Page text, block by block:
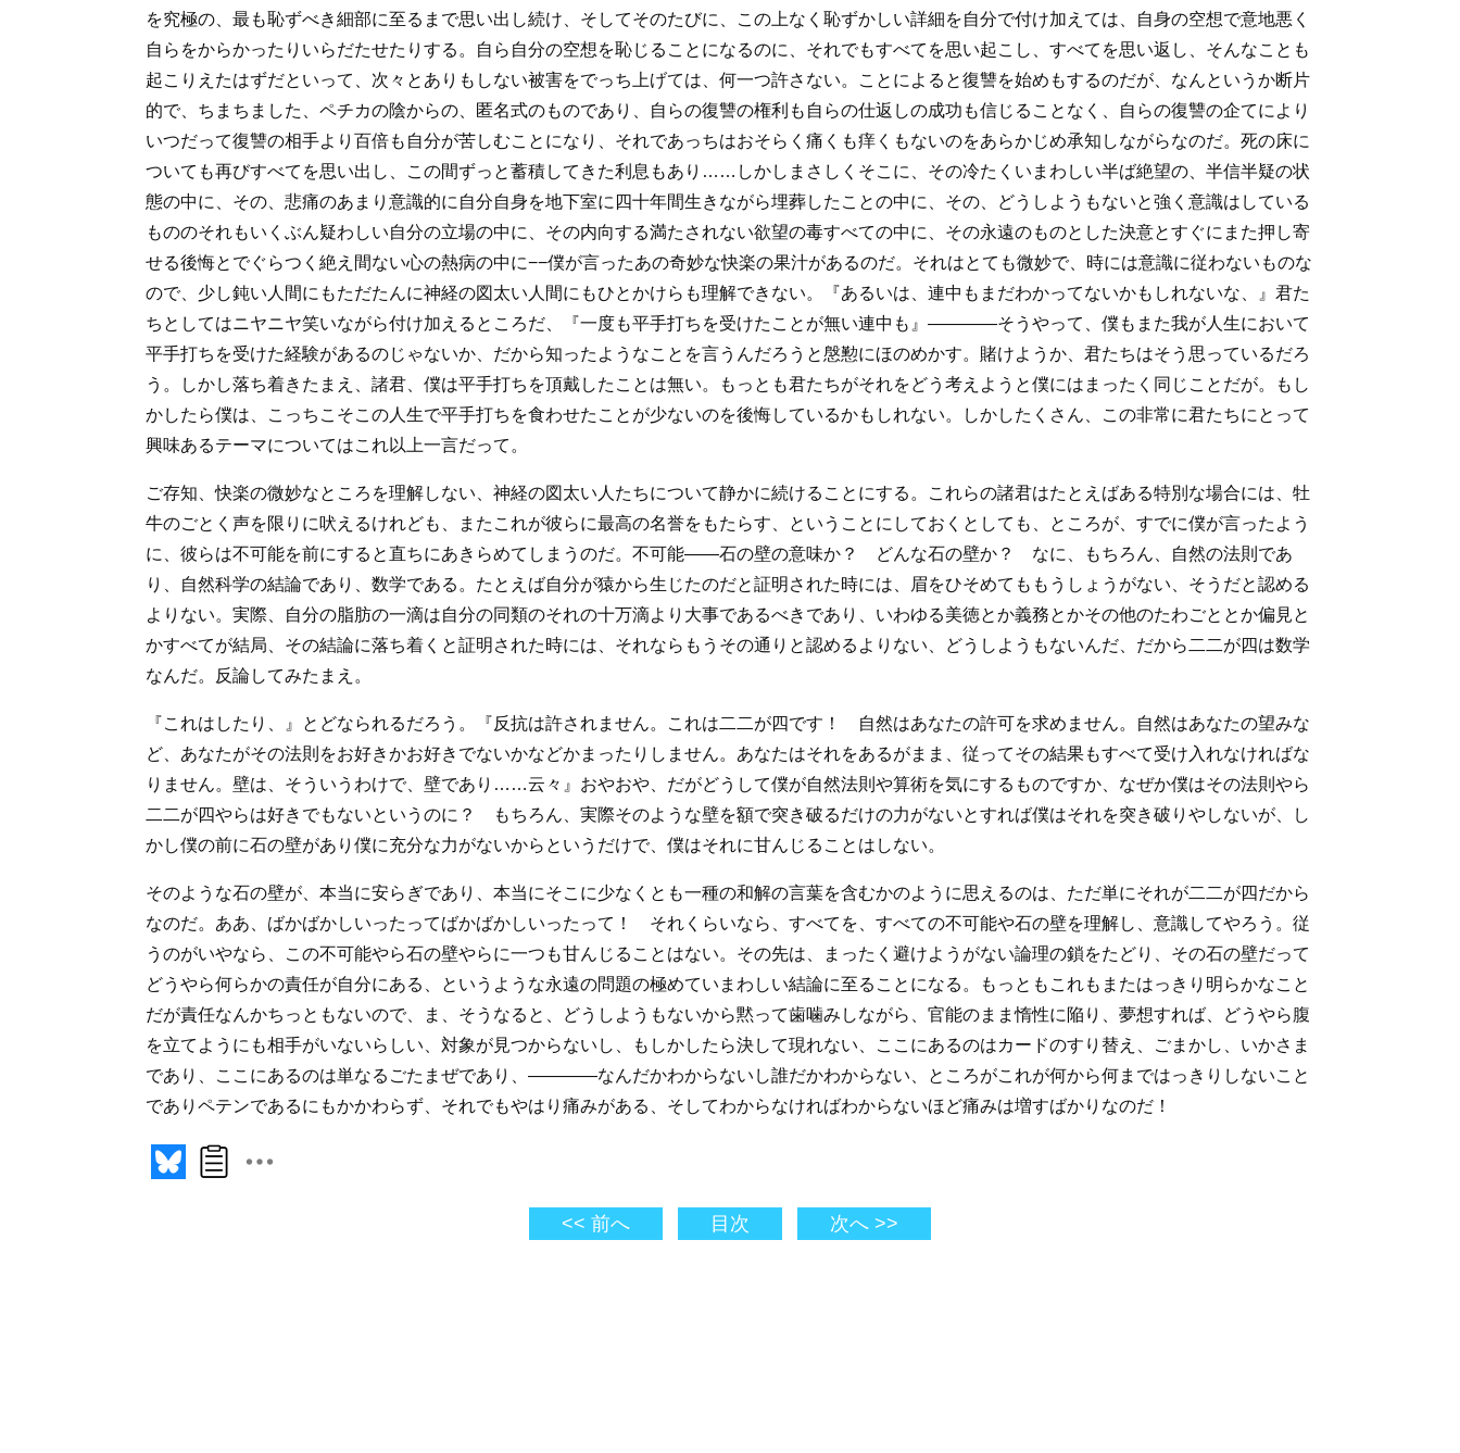
を究極の、最も恥ずべき細部に至るまで思い出し続け、そしてそのたびに、この上なく恥ずかしい詳細を自分で付け加えては、自身の空想で意地悪く
自らをからかったりいらだたせたりする。自ら自分の空想を恥じることになるのに、それでもすべてを思い起こし、すべてを思い返し、そんなことも
起こりえたはずだといって、次々とありもしない被害をでっち上げては、何一つ許さない。ことによると復讐を始めもするのだが、なんというか断片
的で、ちまちました、ペチカの陰からの、匿名式のものであり、自らの復讐の権利も自らの仕返しの成功も信じることなく、自らの復讐の企てにより
いつだって復讐の相手より百倍も自分が苦しむことになり、それであっちはおそらく痛くも痒くもないのをあらかじめ承知しながらなのだ。死の床に
ついても再びすべてを思い出し、この間ずっと蓄積してきた利息もあり……しかしまさしくそこに、その冷たくいまわしい半ば絶望の、半信半疑の状
態の中に、その、悲痛のあまり意識的に自分自身を地下室に四十年間生きながら埋葬したことの中に、その、どうしようもないと強く意識はしている
もののそれもいくぶん疑わしい自分の立場の中に、その内向する満たされない欲望の毒すべての中に、その永遠のものとした決意とすぐにまた押し寄
せる後悔とでぐらつく絶え間ない心の熱病の中に−−僕が言ったあの奇妙な快楽の果汁があるのだ。それはとても微妙で、時には意識に従わないものな
ので、少し鈍い人間にもただたんに神経の図太い人間にもひとかけらも理解できない。『あるいは、連中もまだわかってないかもしれないな、』君た
ちとしてはニヤニヤ笑いながら付け加えるところだ、『一度も平手打ちを受けたことが無い連中も』――――そうやって、僕もまた我が人生において
平手打ちを受けた経験があるのじゃないか、だから知ったようなことを言うんだろうと慇懃にほのめかす。賭けようか、君たちはそう思っているだろ
う。しかし落ち着きたまえ、諸君、僕は平手打ちを頂戴したことは無い。もっとも君たちがそれをどう考えようと僕にはまったく同じことだが。もし
かしたら僕は、こっちこそこの人生で平手打ちを食わせたことが少ないのを後悔しているかもしれない。しかしたくさん、この非常に君たちにとって
興味あるテーマについてはこれ以上一言だって。
ご存知、快楽の微妙なところを理解しない、神経の図太い人たちについて静かに続けることにする。これらの諸君はたとえばある特別な場合には、牡
牛のごとく声を限りに吠えるけれども、またこれが彼らに最高の名誉をもたらす、ということにしておくとしても、ところが、すでに僕が言ったよう
に、彼らは不可能を前にすると直ちにあきらめてしまうのだ。不可能――石の壁の意味か？ どんな石の壁か？ なに、もちろん、自然の法則であ
り、自然科学の結論であり、数学である。たとえば自分が猿から生じたのだと証明された時には、眉をひそめてももうしょうがない、そうだと認める
よりない。実際、自分の脂肪の一滴は自分の同類のそれの十万滴より大事であるべきであり、いわゆる美徳とか義務とかその他のたわごととか偏見と
かすべてが結局、その結論に落ち着くと証明された時には、それならもうその通りと認めるよりない、どうしようもないんだ、だから二二が四は数学
なんだ。反論してみたまえ。
『これはしたり、』とどなられるだろう。『反抗は許されません。これは二二が四です！ 自然はあなたの許可を求めません。自然はあなたの望みな
ど、あなたがその法則をお好きかお好きでないかなどかまったりしません。あなたはそれをあるがまま、従ってその結果もすべて受け入れなければな
りません。壁は、そういうわけで、壁であり……云々』おやおや、だがどうして僕が自然法則や算術を気にするものですか、なぜか僕はその法則やら
二二が四やらは好きでもないというのに？ もちろん、実際そのような壁を額で突き破るだけの力がないとすれば僕はそれを突き破りやしないが、し
かし僕の前に石の壁があり僕に充分な力がないからというだけで、僕はそれに甘んじることはしない。
そのような石の壁が、本当に安らぎであり、本当にそこに少なくとも一種の和解の言葉を含むかのように思えるのは、ただ単にそれが二二が四だから
なのだ。ああ、ばかばかしいったってばかばかしいったって！ それくらいなら、すべてを、すべての不可能や石の壁を理解し、意識してやろう。従
うのがいやなら、この不可能やら石の壁やらに一つも甘んじることはない。その先は、まったく避けようがない論理の鎖をたどり、その石の壁だって
どうやら何らかの責任が自分にある、というような永遠の問題の極めていまわしい結論に至ることになる。もっともこれもまたはっきり明らかなこと
だが責任なんかちっともないので、ま、そうなると、どうしようもないから黙って歯噛みしながら、官能のまま惰性に陥り、夢想すれば、どうやら腹
を立てようにも相手がいないらしい、対象が見つからないし、もしかしたら決して現れない、ここにあるのはカードのすり替え、ごまかし、いかさま
であり、ここにあるのは単なるごたまぜであり、――――なんだかわからないし誰だかわからない、ところがこれが何から何まではっきりしないこと
でありペテンであるにもかかわらず、それでもやはり痛みがある、そしてわからなければわからないほど痛みは増すばかりなのだ！
<< 前へ 目次 次へ >>